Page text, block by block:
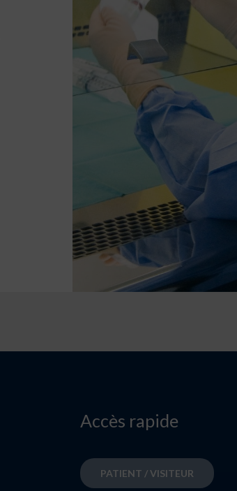
Accès rapide
PATIENT / VISITEUR